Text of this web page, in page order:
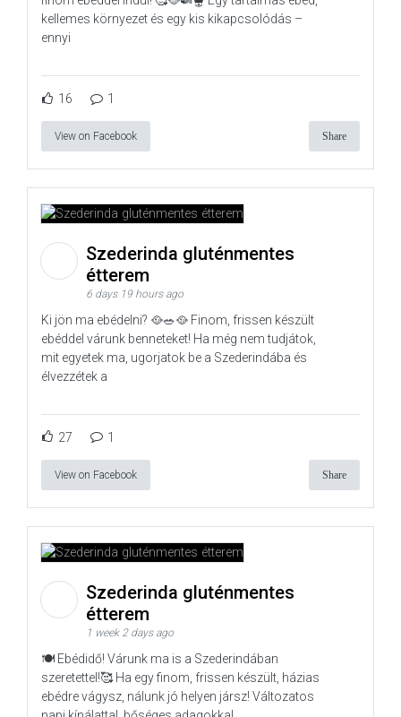
kellemes környezet és egy kis kikapcsolódás –
ennyi
16 1
View on Facebook Share
Szederinda gluténmentes
étterem
6 days 19 hours ago
Ki jön ma ebédelni? 🥘🥗🥘 Finom, frissen készült
ebéddel várunk benneteket! Ha még nem tudjátok,
mit egyetek ma, ugorjatok be a Szederindába és
élvezzétek a
27 1
View on Facebook Share
Szederinda gluténmentes
étterem
1 week 2 days ago
🍽️ Ebédidő! Várunk ma is a Szederindában
szeretettel!🥰 Ha egy finom, frissen készült, házias
ebédre vágysz, nálunk jó helyen jársz! Változatos